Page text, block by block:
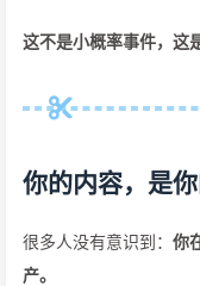
这不是小概率事件，这
你的内容，是你
很多人没有意识到： 你
产。